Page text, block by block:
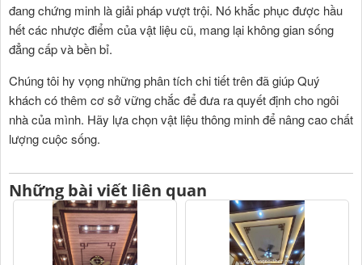
đang chứng minh là giải pháp vượt trội. Nó khắc phục được hầu
hết các nhược điểm của vật liệu cũ, mang lại không gian sống
đẳng cấp và bền bỉ.
Chúng tôi hy vọng những phân tích chi tiết trên đã giúp Quý
khách có thêm cơ sở vững chắc để đưa ra quyết định cho ngôi
nhà của mình. Hãy lựa chọn vật liệu thông minh để nâng cao chất
lượng cuộc sống.
Những bài viết liên quan